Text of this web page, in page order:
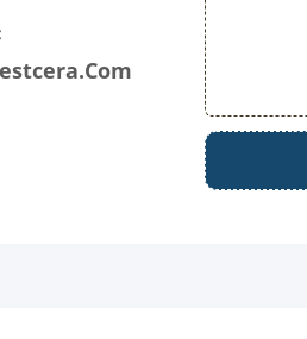
البريد الإلكتروني: